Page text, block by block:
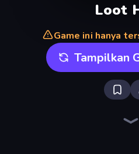
Loot
Game ini hanya
Tampilkan